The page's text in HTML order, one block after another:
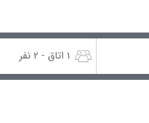
1 اتاق - 2 نفر